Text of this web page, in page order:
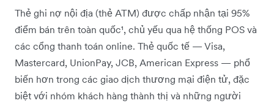
Thẻ ghi nợ nội địa (thẻ ATM) được chấp nhận tại 95%
điểm bán trên toàn quốc¹, chủ yếu qua hệ thống POS và
các cổng thanh toán online. Thẻ quốc tế — Visa,
Mastercard, UnionPay, JCB, American Express — phổ
biến hơn trong các giao dịch thương mại điện tử, đặc
biệt với nhóm khách hàng thành thị và những người